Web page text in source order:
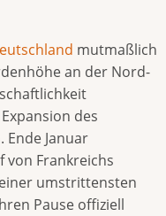
mutmaßlich
an der Nord-
des
Januar
von Frankreichs
umstrittensten
Pause offiziell